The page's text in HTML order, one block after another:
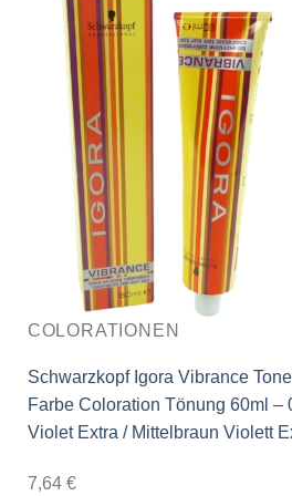
COLORATIONEN
Schwarzkopf Igora Vibrance
Farbe Coloration Tönung 60ml –
Violet Extra / Mittelbraun Violett
7,64 €